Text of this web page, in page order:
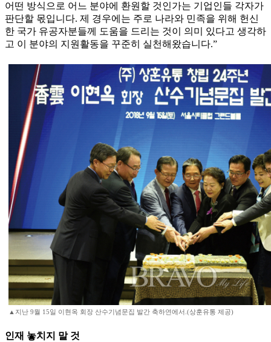
어떤 방식으로 어느 분야에 환원할 것인가는 기업인들 각자가
판단할 몫입니다. 제 경우에는 주로 나라와 민족을 위해 헌신
한 국가 유공자분들께 도움을 드리는 것이 의미 있다고 생각하
고 이 분야의 지원활동을 꾸준히 실천해왔습니다.”
▲지난 9월 15일 이현옥 회장 산수기념문집 발간 축하연에서.(상훈유통 제공)
인재 놓치지 말 것